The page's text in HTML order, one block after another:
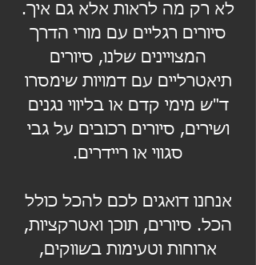
לא רק מה לראות אלא גם איך.
סיורים רגליים עם מורי הדרך
המצויינים שלנו, סיורים
תיאטרליים עם דמויות שימסרו
ד"ש מימי קדם או בליווי נגנים
ושירים, סיורים רכובים על גבי
סגווי או ריידרים.
אנחנו דואגים לכם להכל כולל
הכל. סיורים, תוכן ואטרקציות,
ארוחות וטעימות בשווקים,